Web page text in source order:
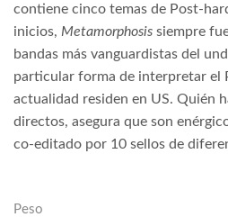
contiene cinco temas de Post-
inicios, Metamorphosis siempre
bandas más vanguardistas del
particular forma de interpretar el
actualidad residen en US. Quién
directos, asegura que son
co-editado por 10 sellos de
Peso